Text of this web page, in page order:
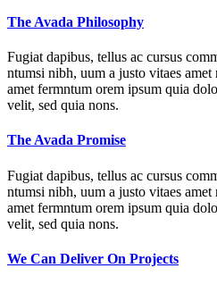
The Avada Philosophy
Fugiat dapibus, tellus ac cursus
ntumsi nibh, uum a justo vitaes amet
amet fermntum orem ipsum quia
velit, sed quia nons.
The Avada Promise
Fugiat dapibus, tellus ac cursus
ntumsi nibh, uum a justo vitaes amet
amet fermntum orem ipsum quia
velit, sed quia nons.
We Can Deliver On Projects